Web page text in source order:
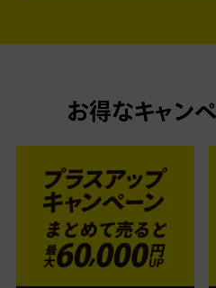
お得なキャン